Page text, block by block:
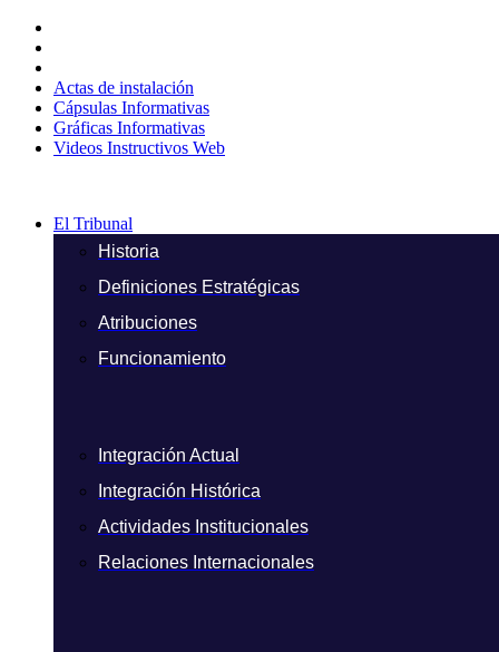
contenido
Actas de instalación
Cápsulas Informativas
Gráficas Informativas
Videos Instructivos Web
El Tribunal
Historia
Definiciones Estratégicas
Atribuciones
Funcionamiento
Integración Actual
Integración Histórica
Actividades Institucionales
Relaciones Internacionales